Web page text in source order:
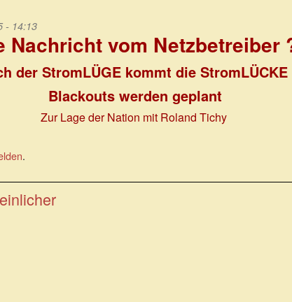
- 14:13
Nachricht vom Netzbetreiber
der StromLÜGE kommt die StromLÜCKE
Blackouts werden geplant
Zur Lage der Nation mit Roland Tichy
.